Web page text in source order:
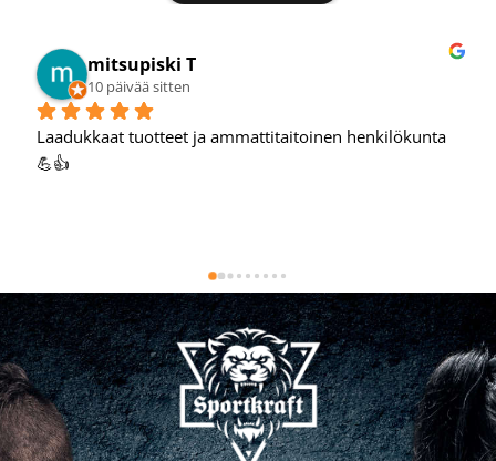
Mikko T.
11 päivää sitten
Hyvä verkkokauppa, oon tehnyt hyviä löytöjä täältä.